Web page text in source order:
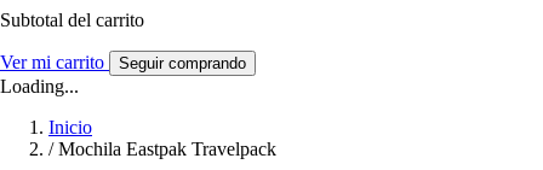
Subtotal del carrito
Ver mi carrito Seguir comprando
Loading...
Inicio
/ Mochila Eastpak Travelpack